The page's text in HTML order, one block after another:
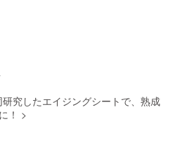
ギー表
料名：
牛肉、
研究したエイジングシートで、熟成
！ >